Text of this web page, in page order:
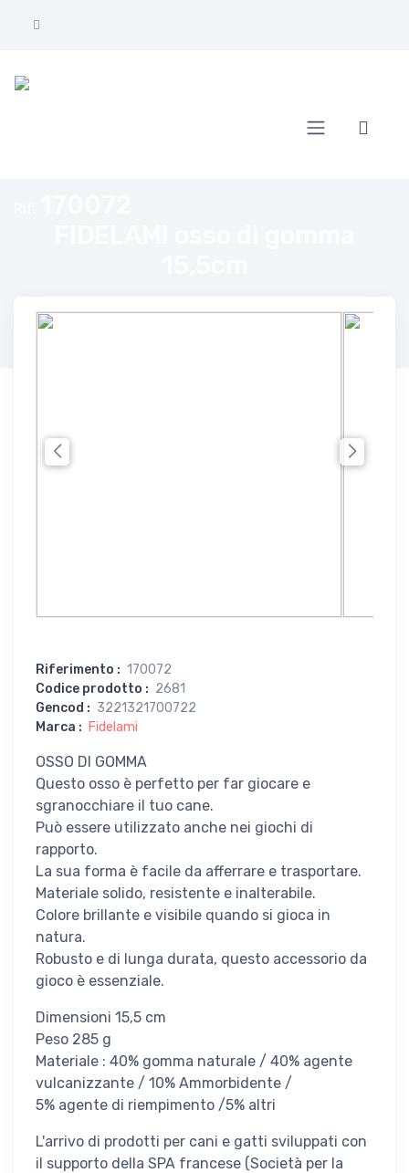
Riferimento : 170072
Codice prodotto : 2681
Gencod : 3221321700722
Marca : Fidelami
OSSO DI GOMMA
Questo osso è perfetto per far giocare e
sgranocchiare il tuo cane.
Può essere utilizzato anche nei giochi di
rapporto.
La sua forma è facile da afferrare e trasportare.
Materiale solido, resistente e inalterabile.
Colore brillante e visibile quando si gioca in
natura.
Robusto e di lunga durata, questo accessorio da
gioco è essenziale.
Dimensioni 15,5 cm
Peso 285 g
Materiale : 40% gomma naturale / 40% agente
vulcanizzante / 10% Ammorbidente /
5% agente di riempimento /5% altri
L'arrivo di prodotti per cani e gatti sviluppati con
il supporto della SPA francese (Società per la